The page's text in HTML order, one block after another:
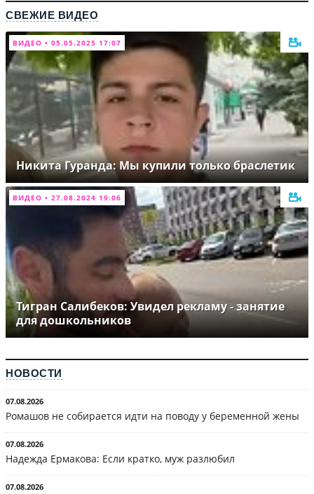
СВЕЖИЕ ВИДЕО
ВИДЕО • 05.05.2025 17:07
Никита Гуранда: Мы купили только браслетик
ВИДЕО • 27.08.2024 19:06
Тигран Салибеков: Увидел рекламу - занятие
для дошкольников
НОВОСТИ
07.08.2026
Ромашов не собирается идти на поводу у беременной жены
07.08.2026
Надежда Ермакова: Если кратко, муж разлюбил
07.08.2026